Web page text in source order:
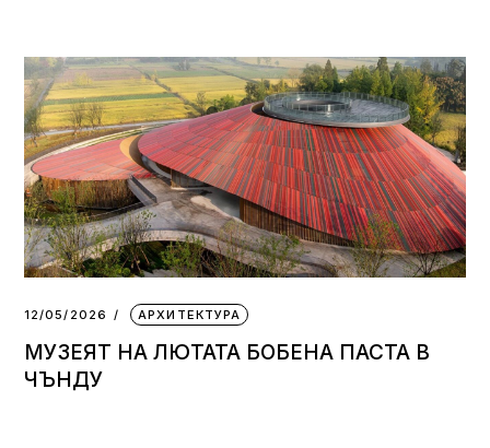
12/05/2026 АРХИТЕКТУРА
МУЗЕЯТ НА ЛЮТАТА БОБЕНА ПАСТА В
ЧЪНДУ